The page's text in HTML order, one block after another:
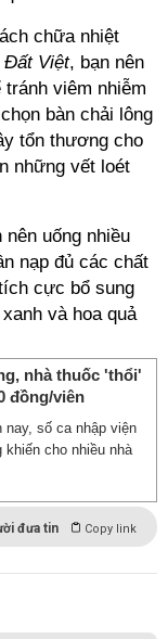
chữa nhiệt
Đất Việt, bạn nên
viêm nhiễm
bàn chải lông
tổn thương cho
những vết loét
uống nhiều
nạp đủ các chất
cực bổ sung
và hoa quả
nhà thuốc 'thổi'
đồng/viên
nay, số ca nhập viện
khiến cho nhiều nhà
đưa tin Copy link